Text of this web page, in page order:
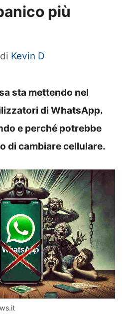
più
di Kevin D
sta mettendo nel
di WhatsApp.
e perché potrebbe
di cambiare cellulare.